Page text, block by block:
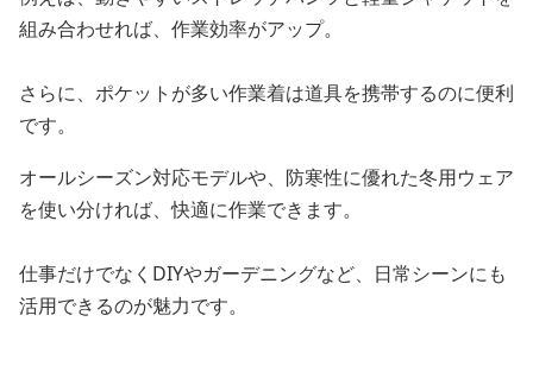
組み合わせれば、作業効率がアップ。
さらに、ポケットが多い作業着は道具を携帯するのに便利
です。
オールシーズン対応モデルや、防寒性に優れた冬用ウェア
を使い分ければ、快適に作業できます。
仕事だけでなくDIYやガーデニングなど、日常シーンにも
活用できるのが魅力です。